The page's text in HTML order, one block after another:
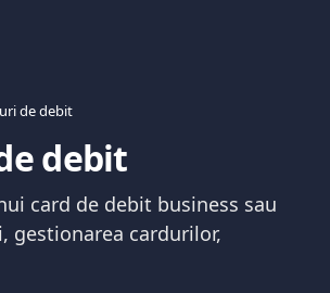
de debit
debit
card de debit business sau
gestionarea cardurilor,